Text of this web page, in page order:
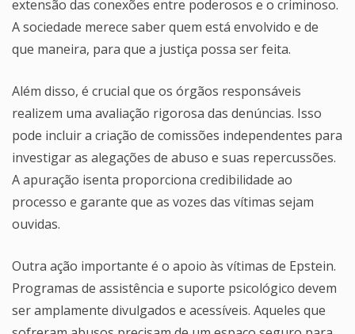
extensão das conexões entre poderosos e o criminoso.
A sociedade merece saber quem está envolvido e de
que maneira, para que a justiça possa ser feita.
Além disso, é crucial que os órgãos responsáveis
realizem uma avaliação rigorosa das denúncias. Isso
pode incluir a criação de comissões independentes para
investigar as alegações de abuso e suas repercussões.
A apuração isenta proporciona credibilidade ao
processo e garante que as vozes das vítimas sejam
ouvidas.
Outra ação importante é o apoio às vítimas de Epstein.
Programas de assistência e suporte psicológico devem
ser amplamente divulgados e acessíveis. Aqueles que